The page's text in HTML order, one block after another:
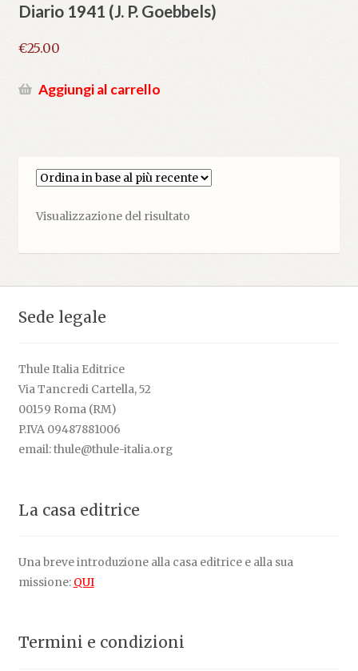
Diario 1941 (J. P. Goebbels)
€25.00
Aggiungi al carrello
Visualizzazione del risultato
Sede legale
Thule Italia Editrice
Via Tancredi Cartella, 52
00159 Roma (RM)
P.IVA 09487881006
email: thule@thule-italia.org
La casa editrice
Una breve introduzione alla casa editrice e alla sua
missione: QUI
Termini e condizioni